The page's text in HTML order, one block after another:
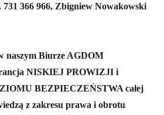
731 366 966, Zbigniew Nowakowski
naszym Biurze AGDOM
NISKIEJ PROWIZJI i
BEZPIECZEŃSTWA całej
z zakresu prawa i obrotu